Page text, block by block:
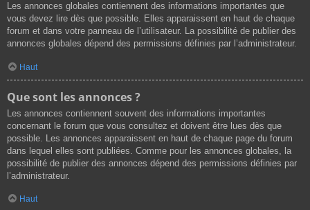
Les annonces globales contiennent des informations importantes que
vous devez lire dès que possible. Elles apparaissent en haut de chaque
forum et dans votre panneau de l’utilisateur. La possibilité de publier des
annonces globales dépend des permissions définies par l’administrateur.
Haut
Que sont les annonces ?
Les annonces contiennent souvent des informations importantes
concernant le forum que vous consultez et doivent être lues dès que
possible. Les annonces apparaissent en haut de chaque page du forum
dans lequel elles sont publiées. Comme pour les annonces globales, la
possibilité de publier des annonces dépend des permissions définies par
l’administrateur.
Haut